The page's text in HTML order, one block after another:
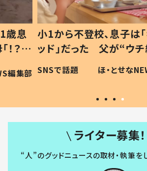
歳息
？」
編集部
小1から不登校、息子は
ッド」だった 父が“ウ
作り続ける理由とは #
#令和の子
SNSで話題 ほ・とせな
ライター募集！
“人”のグッドニュースの取材・執筆を